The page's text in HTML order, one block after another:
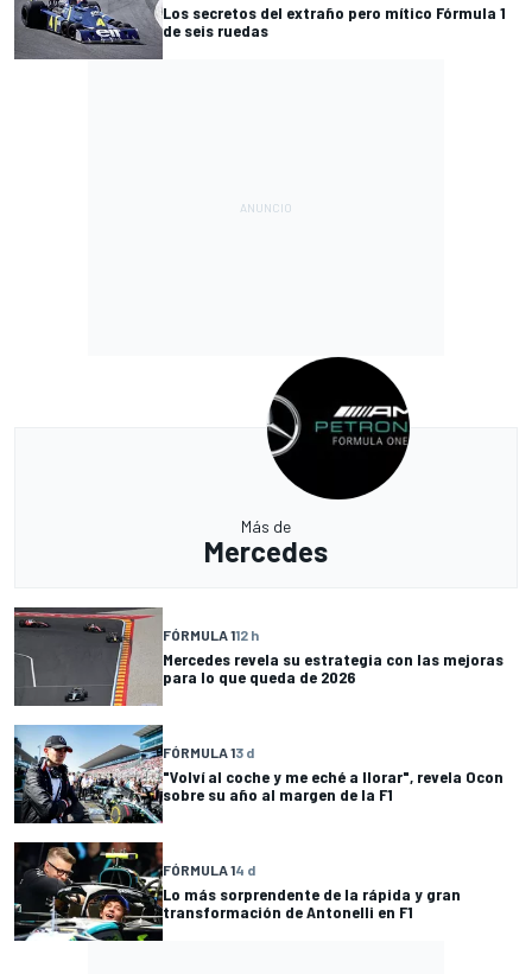
Los secretos del extraño pero mítico Fórmula 1
de seis ruedas
Más de
Mercedes
FÓRMULA 112 h
Mercedes revela su estrategia con las mejoras
para lo que queda de 2026
FÓRMULA 13 d
"Volví al coche y me eché a llorar", revela Ocon
sobre su año al margen de la F1
FÓRMULA 14 d
Lo más sorprendente de la rápida y gran
transformación de Antonelli en F1